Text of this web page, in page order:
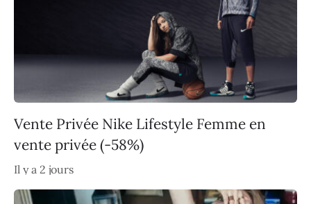
Vente Privée Nike Lifestyle Femme en
vente privée (-58%)
Il y a 2 jours